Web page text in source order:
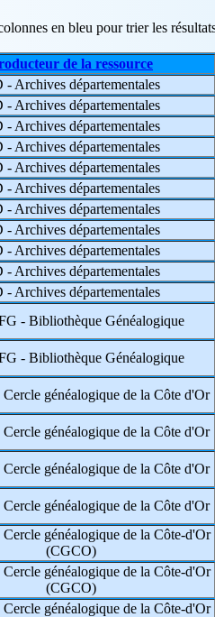
en bleu pour trier les
de la ressource
- Archives départementales
- Archives départementales
- Archives départementales
- Archives départementales
- Archives départementales
- Archives départementales
- Archives départementales
- Archives départementales
- Archives départementales
- Archives départementales
- Archives départementales
- Bibliothèque Généalogique
- Bibliothèque Généalogique
généalogique de la Côte d'Or
généalogique de la Côte d'Or
généalogique de la Côte d'Or
généalogique de la Côte d'Or
généalogique de la Côte-d'Or
(CGCO)
généalogique de la Côte-d'Or
(CGCO)
généalogique de la Côte-d'Or